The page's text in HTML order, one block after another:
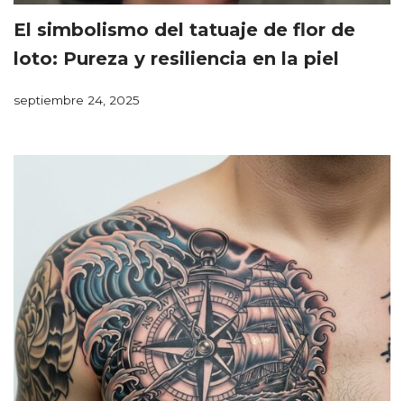
El simbolismo del tatuaje de flor de
loto: Pureza y resiliencia en la piel
septiembre 24, 2025